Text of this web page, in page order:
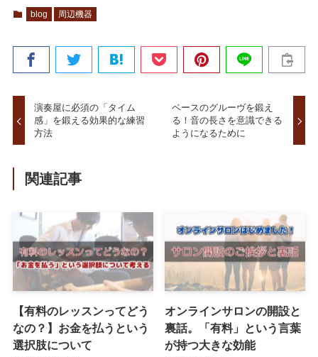
blog 周辺機器
演奏屋に必須の「タイム
感」を鍛える効果的な練習
方法
ベースのグルーヴを鍛え
る！音の長さを意識できる
ようになるために
関連記事
【有料のレッスンってどう
なの？】お金を払うという
選択肢について
オンラインサロンの開設と
裏話。「有料」という言葉
が持つ大きな効能